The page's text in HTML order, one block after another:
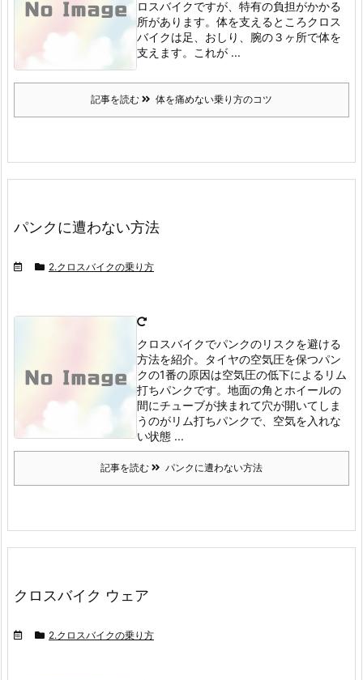
ロスバイクですが、特有の負担がかかる
所があります。 体を支えるところクロス
バイクは足、おしり、腕の３ヶ所で体を
支えます。 これが ...
記事を読む 体を痛めない乗り方のコツ
パンクに遭わない方法
2.クロスバイクの乗り方
クロスバイクでパンクのリスクを避ける
方法を紹介。タイヤの空気圧を保つパン
クの1番の原因は空気圧の低下によるリム
打ちパンクです。 地面の角とホイールの
間にチューブが挟まれて穴が開いてしま
うのがリム打ちパンクで、空気を入れな
い状態 ...
記事を読む パンクに遭わない方法
クロスバイク ウェア
2.クロスバイクの乗り方